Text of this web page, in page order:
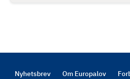
Nyhetsbrev Om Europalov